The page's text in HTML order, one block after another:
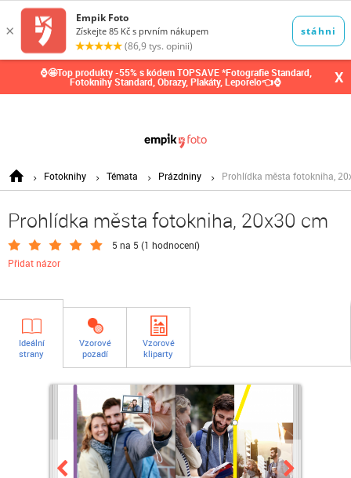
⌚🤩Top produkty -55% s kódem TOPSAVE *Fotografie Standard,
Fotoknihy Standard, Obrazy, Plakáty, Leporelo👈⌚ X
Fotoknihy Témata Prázdniny Prohlídka města fotokniha,
Prohlídka města fotokniha, 20x30 cm
5 na 5 (1 hodnocení)
Přidat názor
Ideální
strany
Vzorové
pozadí
Vzorové
kliparty